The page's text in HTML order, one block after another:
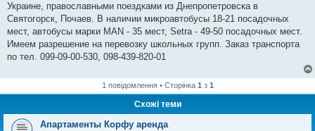
л
е
н
я
Украине, православными поездками из Днепропетровска в
Святогорск, Почаев. В наличии микроавтобусы 18-21 посадочных
мест, автобусы марки MAN - 35 мест, Setra - 49-50 посадочных мест.
Имеем разрешение на перевозку школьных групп. Заказ транспорта
по тел. 099-09-00-530, 098-439-820-01
1 повідомлення • Сторінка 1 з 1
Схожі теми
Апартаменты Корфу аренда